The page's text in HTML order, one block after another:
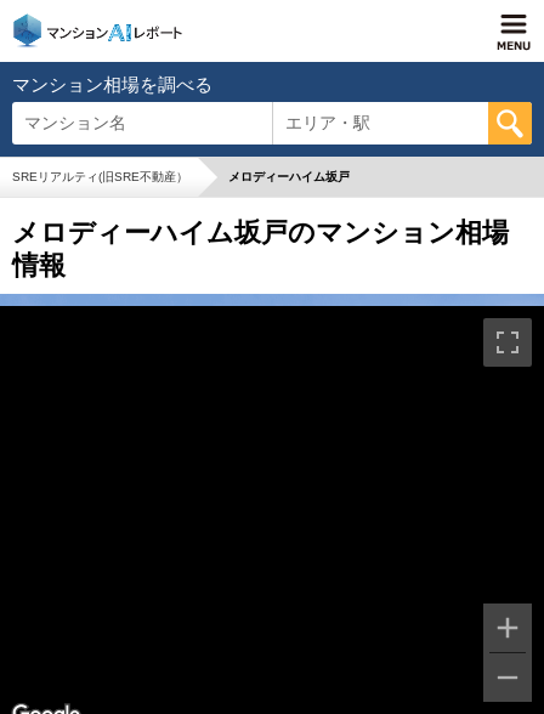
マンション相場を調べる
マンション名 エリア・駅
SREリアルティ(旧SRE不動産） メロディーハイム坂戸
メロディーハイム坂戸のマンション相場
情報